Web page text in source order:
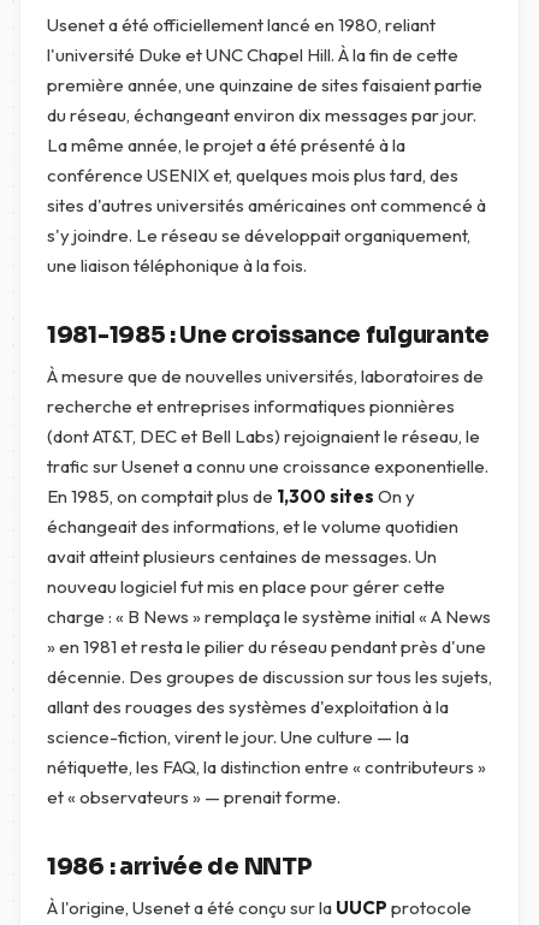
Usenet a été officiellement lancé en 1980, reliant
l'université Duke et UNC Chapel Hill. À la fin de cette
première année, une quinzaine de sites faisaient partie
du réseau, échangeant environ dix messages par jour.
La même année, le projet a été présenté à la
conférence USENIX et, quelques mois plus tard, des
sites d'autres universités américaines ont commencé à
s'y joindre. Le réseau se développait organiquement,
une liaison téléphonique à la fois.
1981-1985 : Une croissance fulgurante
À mesure que de nouvelles universités, laboratoires de
recherche et entreprises informatiques pionnières
(dont AT&T, DEC et Bell Labs) rejoignaient le réseau, le
trafic sur Usenet a connu une croissance exponentielle.
En 1985, on comptait plus de 1,300 sites On y
échangeait des informations, et le volume quotidien
avait atteint plusieurs centaines de messages. Un
nouveau logiciel fut mis en place pour gérer cette
charge : « B News » remplaça le système initial « A News
» en 1981 et resta le pilier du réseau pendant près d'une
décennie. Des groupes de discussion sur tous les sujets,
allant des rouages des systèmes d'exploitation à la
science-fiction, virent le jour. Une culture — la
nétiquette, les FAQ, la distinction entre « contributeurs »
et « observateurs » — prenait forme.
1986 : arrivée de NNTP
À l'origine, Usenet a été conçu sur la UUCP protocole